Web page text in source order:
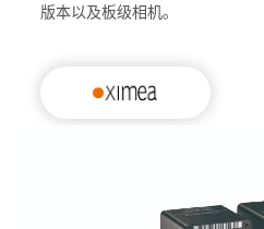
版本以及板级相机。